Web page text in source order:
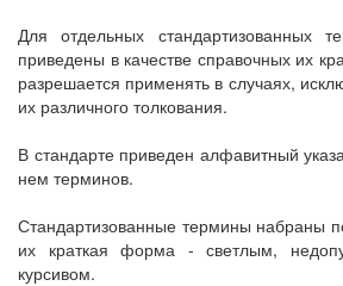
Для отдельных стандартизованных
приведены в качестве справочных их
разрешается применять в случаях,
их различного толкования.
В стандарте приведен алфавитный
нем терминов.
Стандартизованные термины набраны
их краткая форма - светлым,
курсивом.